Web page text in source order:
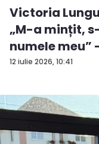
12 iulie 2026, 10:41
Victoria
„M-a mințit,
numele meu”